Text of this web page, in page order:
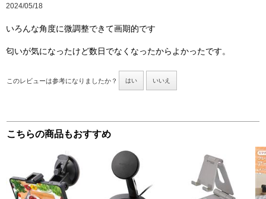
2024/05/18
いろんな角度に微調整できて画期的です
匂いが気になったけど数日でなくなったからよかったです。
このレビューは参考になりましたか？ はい いいえ
こちらの商品もおすすめ